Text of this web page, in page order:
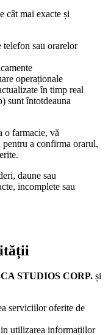
cât mai exacte și
telefon sau orarelor
operaționale
în timp real
sunt întotdeauna
o farmacie, vă
pentru a confirma orarul,
daune sau
incomplete sau
STUDIOS CORP. și
serviciilor oferite de
utilizarea informațiilor